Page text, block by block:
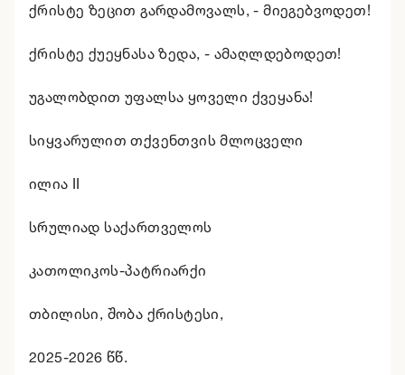
ქრისტე ზეცით გარდამოვალს, - მიეგებვოდეთ!
ქრისტე ქუეყნასა ზედა, - ამაღლდებოდეთ!
უგალობდით უფალსა ყოველი ქვეყანა!
სიყვარულით თქვენთვის მლოცველი
ილია II
სრულიად საქართველოს
კათოლიკოს-პატრიარქი
თბილისი, შობა ქრისტესი,
2025-2026 წწ.